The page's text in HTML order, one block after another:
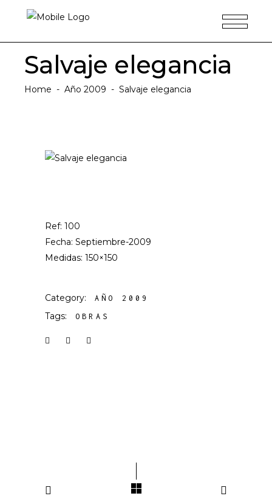
Salvaje elegancia
Home - Año 2009 - Salvaje elegancia
Ref: 100
Fecha: Septiembre-2009
Medidas: 150×150
Category: AÑO 2009
Tags: OBRAS